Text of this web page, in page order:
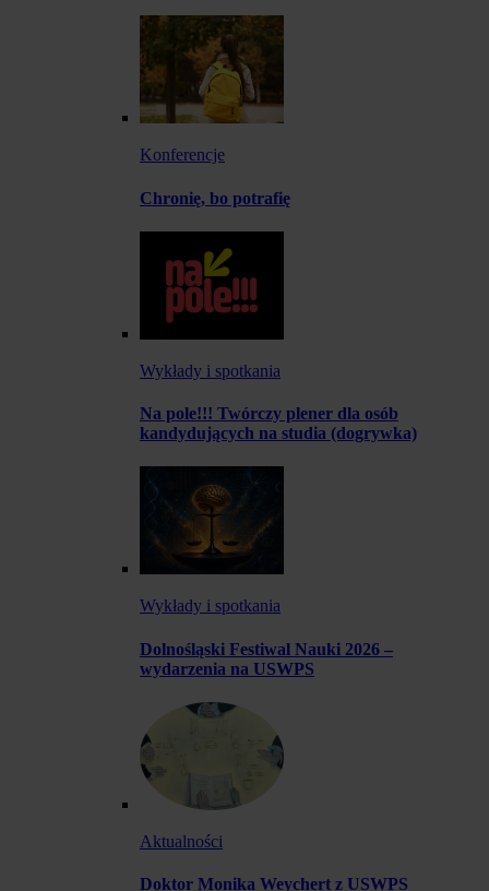
Konferencje
Chronię, bo potrafię
Wykłady i spotkania
Na pole!!! Twórczy plener dla osób
kandydujących na studia (dogrywka)
Wykłady i spotkania
Dolnośląski Festiwal Nauki 2026 –
wydarzenia na USWPS
Aktualności
Doktor Monika Weychert z USWPS